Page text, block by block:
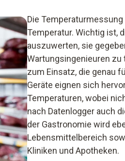
Die
Temperatur. Wichtig ist,
auszuwerten, sie
Wartungsingenieuren
zum Einsatz, die genau
Geräte eignen sich
Temperaturen, wobei
nach Datenlogger auch
der Gastronomie wird
Lebensmittelbereich
Kliniken und Apotheken.